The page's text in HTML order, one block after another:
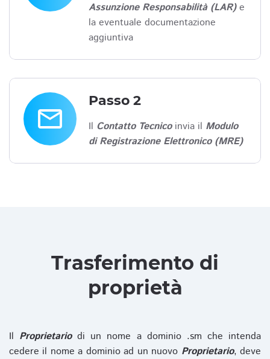
Assunzione Responsabilità (LAR)e
la eventuale documentazione
aggiuntiva
email
Passo 2
Il Contatto Tecnicoinvia il Modulo
di Registrazione Elettronico (MRE)
Trasferimento di
proprietà
Il Proprietariodi un nome a dominio .sm che intenda
cedere il nome a dominio ad un nuovo Proprietario, deve